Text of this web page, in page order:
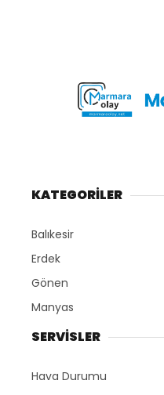
KATEGORİLER
Balıkesir
Erdek
Gönen
Manyas
SERVİSLER
Hava Durumu